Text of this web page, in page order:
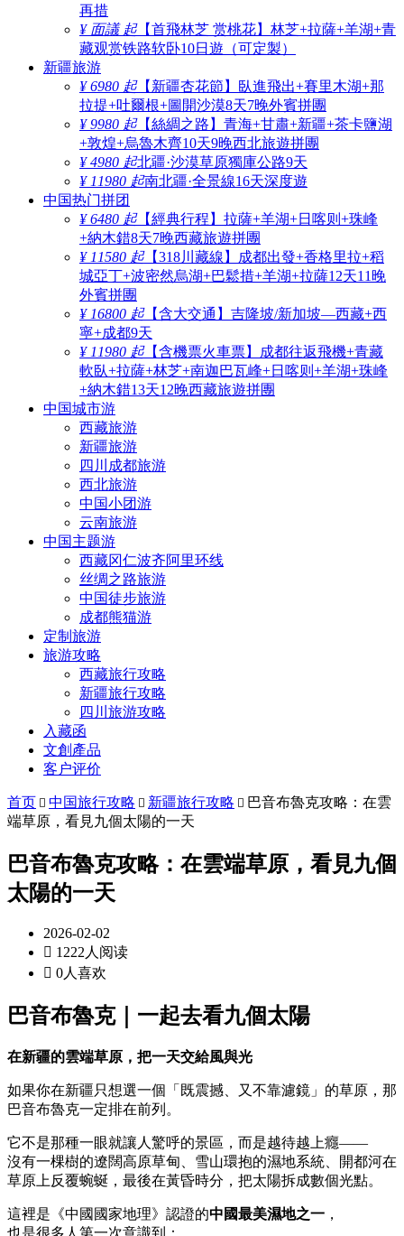
再措
¥ 面議 起【首飛林芝 赏桃花】林芝+拉薩+羊湖+青
藏观赏铁路软卧10日遊（可定製）
新疆旅游
¥ 6980 起【新疆杏花節】臥進飛出+賽里木湖+那
拉提+吐爾根+圖開沙漠8天7晚外賓拼團
¥ 9980 起【絲綢之路】青海+甘肅+新疆+茶卡鹽湖
+敦煌+烏魯木齊10天9晚西北旅遊拼團
¥ 4980 起北疆·沙漠草原獨庫公路9天
¥ 11980 起南北疆·全景線16天深度遊
中国热门拼团
¥ 6480 起【經典行程】拉薩+羊湖+日喀则+珠峰
+納木錯8天7晚西藏旅遊拼團
¥ 11580 起【318川藏線】成都出發+香格里拉+稻
城亞丁+波密然烏湖+巴鬆措+羊湖+拉薩12天11晚
外賓拼團
¥ 16800 起【含大交通】吉隆坡/新加坡—西藏+西
寧+成都9天
¥ 11980 起【含機票火車票】成都往返飛機+青藏
軟臥+拉薩+林芝+南迦巴瓦峰+日喀则+羊湖+珠峰
+納木錯13天12晚西藏旅遊拼團
中国城市游
西藏旅游
新疆旅游
四川成都旅游
西北旅游
中国小团游
云南旅游
中国主题游
西藏冈仁波齐阿里环线
丝绸之路旅游
中国徒步旅游
成都熊猫游
定制旅游
旅游攻略
西藏旅行攻略
新疆旅行攻略
四川旅游攻略
入藏函
文創產品
客户评价
首页  中国旅行攻略  新疆旅行攻略  巴音布魯克攻略：在雲
端草原，看見九個太陽的一天
巴音布魯克攻略：在雲端草原，看見九個
太陽的一天
2026-02-02
 1222人阅读
 0人喜欢
巴音布魯克｜一起去看九個太陽
在新疆的雲端草原，把一天交給風與光
如果你在新疆只想選一個「既震撼、又不靠濾鏡」的草原，那
巴音布魯克一定排在前列。
它不是那種一眼就讓人驚呼的景區，而是越待越上癮——
沒有一棵樹的遼闊高原草甸、雪山環抱的濕地系統、開都河在
草原上反覆蜿蜒，最後在黃昏時分，把太陽拆成數個光點。
這裡是《中國國家地理》認證的中國最美濕地之一 ，
也是很多人第一次意識到：